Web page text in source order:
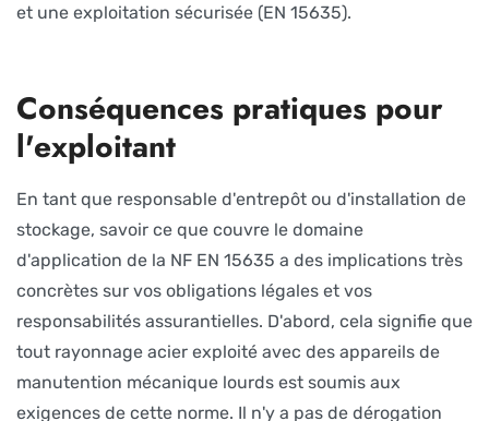
et une exploitation sécurisée (EN 15635).
Conséquences pratiques pour
l'exploitant
En tant que responsable d'entrepôt ou d'installation de
stockage, savoir ce que couvre le domaine
d'application de la NF EN 15635 a des implications très
concrètes sur vos obligations légales et vos
responsabilités assurantielles. D'abord, cela signifie que
tout rayonnage acier exploité avec des appareils de
manutention mécanique lourds est soumis aux
exigences de cette norme. Il n'y a pas de dérogation